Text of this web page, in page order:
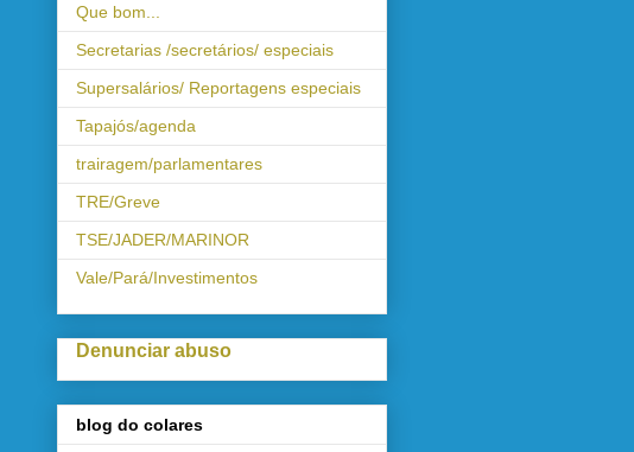
Que bom...
Secretarias /secretários/ especiais
Supersalários/ Reportagens especiais
Tapajós/agenda
trairagem/parlamentares
TRE/Greve
TSE/JADER/MARINOR
Vale/Pará/Investimentos
Denunciar abuso
blog do colares